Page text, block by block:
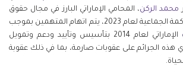
محمد الركن، المحامي الإماراتي البارز في مجال حقوق
يتم اتهام المتهمين بموجب
الإماراتي لعام 2014 بتأسيس وتأييد ودعم وتمويل
هذه الجرائم على عقوبات صارمة، بما في ذلك عقوبة